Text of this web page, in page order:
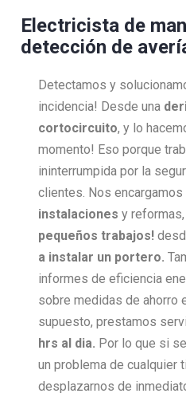
Electricista de
detección de
Detectamos y
incidencia! Desde una
cortocircuito, y lo
momento! Eso porque
ininterrumpida por la
clientes. Nos encargamos
instalaciones y
pequeños trabajos!
a instalar un portero.
informes de eficiencia
sobre medidas de ahorro
supuesto, prestamos
hrs al dia. Por lo que si
un problema de cualquier
desplazarnos de